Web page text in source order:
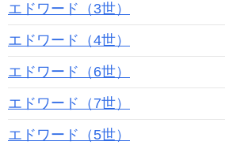
エドワード（3世）
エドワード（4世）
エドワード（6世）
エドワード（7世）
エドワード（5世）